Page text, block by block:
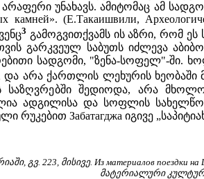
უნახავს. ამიტომაც ამ
камней». (Е.Такаишвили,
3 გამოგვითქვამს ის აზრი, რომ ეს
გარკვეულ საბუთს იძლევა
სადგომი, "ზენა-სოფელ"-ში.
და არა ქართლის ლეხურის ხეობაში
შედიოდა, არა
ადგილისა და სოფლის
Забатагджа იგივე
223, მისივე. Из материалов поездки на
მატერიალური